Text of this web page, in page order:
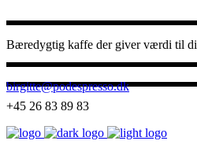
Bæredygtig kaffe der giver værdi til
birgitte@podespresso.dk
+45 26 83 89 83